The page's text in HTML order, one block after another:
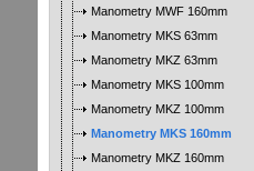
Manometry MWF 160mm
Manometry MKS 63mm
Manometry MKZ 63mm
Manometry MKS 100mm
Manometry MKZ 100mm
Manometry MKS 160mm
Manometry MKZ 160mm